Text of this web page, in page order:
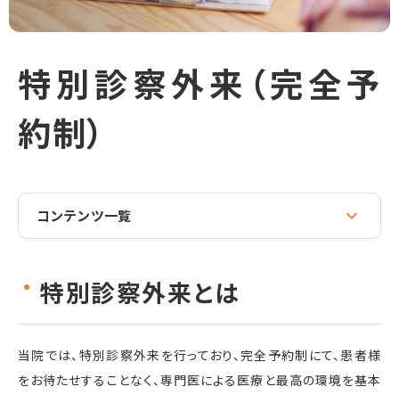
特別診察外来（完全予
約制）
コンテンツ一覧
特別診察外来とは
当院では、特別診察外来を行っており、完全予約制にて、患者様
をお待たせすることなく、専門医による医療と最高の環境を基本